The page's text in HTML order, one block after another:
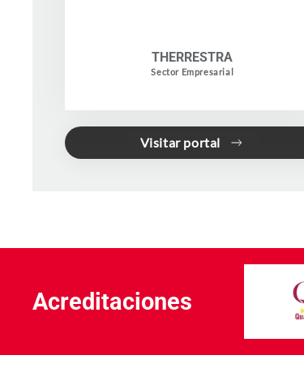
THERRESTRA
Sector Empresarial
Visitar portal
Acreditaciones